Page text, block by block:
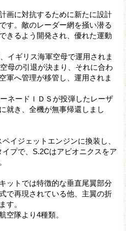
画に対抗するために新たに設計
す。敵のレーダー網を掻い潜る
きるよう開発され、優れた運動
イギリス海軍空母で運用されま
母の引退が決まり、それに合わ
軍へ管理が移管し、運用されま
ネードＩＤＳが投弾したレーザ
就き、全機が無事帰還しまし
イジェットエンジンに換装し、
プで、S.2Cはアビオニクスをア
ットでは特徴的な垂直尾翼部分
で再現されている他、主翼の折
す。
空隊より4種類。